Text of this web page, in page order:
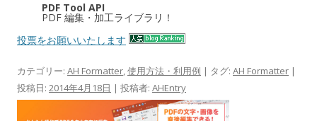
PDF Tool API
PDF 編集・加工ライブラリ！
投票をお願いいたします
カテゴリー: AH Formatter,使用方法・利用例 | タグ: AH Formatter |
投稿日: 2014年4月18日 | 投稿者: AHEntry